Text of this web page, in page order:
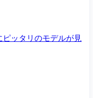
ッタリのモデルが見